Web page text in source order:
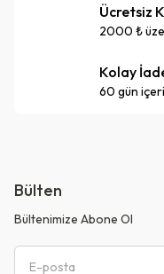
Ücretsiz
2000 ₺
Kolay
60 gün
Bülten
Bültenimize Abone Ol